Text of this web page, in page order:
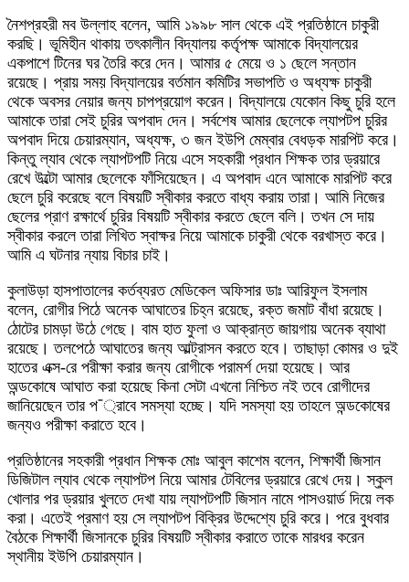
নৈশপ্রহরী মব উল্লাহ বলেন, আমি ১৯৯৮ সাল থেকে এই প্রতিষ্ঠানে চাকুরী
করছি। ভূমিহীন থাকায় তৎকালীন বিদ্যালয় কর্তৃপক্ষ আমাকে বিদ্যালয়ের
একপাশে টিনের ঘর তৈরি করে দেন। আমার ৫ মেয়ে ও ১ ছেলে সন্তান
রয়েছে। প্রায় সময় বিদ্যালয়ের বর্তমান কমিটির সভাপতি ও অধ্যক্ষ চাকুরী
থেকে অবসর নেয়ার জন্য চাপপ্রয়োগ করেন। বিদ্যালয়ে যেকোন কিছু চুরি হলে
আমাকে তারা সেই চুরির অপবাদ দেন। সর্বশেষ আমার ছেলেকে ল্যাপটপ চুরির
অপবাদ দিয়ে চেয়ারম্যান, অধ্যক্ষ, ৩ জন ইউপি মেম্বার বেধড়ক মারপিট করে।
কিন্তু ল্যাব থেকে ল্যাপটপটি নিয়ে এসে সহকারী প্রধান শিক্ষক তার ড্রয়ারে
রেখে উল্টো আমার ছেলেকে ফাঁসিয়েছেন। এ অপবাদ এনে আমাকে মারপিট করে
ছেলে চুরি করেছে বলে বিষয়টি স্বীকার করতে বাধ্য করায় তারা। আমি নিজের
ছেলের প্রাণ রক্ষার্থে চুরির বিষয়টি স্বীকার করতে ছেলে বলি। তখন সে দায়
স্বীকার করলে তারা লিখিত স্বাক্ষর নিয়ে আমাকে চাকুরী থেকে বরখাস্ত করে।
আমি এ ঘটনার ন্যায় বিচার চাই।
কুলাউড়া হাসপাতালের কর্তব্যরত মেডিকেল অফিসার ডাঃ আরিফুল ইসলাম
বলেন, রোগীর পিঠে অনেক আঘাতের চিহ্ন রয়েছে, রক্ত জমাট বাঁধা রয়েছে।
ঠোটের চামড়া উঠে গেছে। বাম হাত ফুলা ও আক্রান্ত জায়গায় অনেক ব্যাথা
রয়েছে। তলপেঠে আঘাতের জন্য আল্ট্রাসন করতে হবে। তাছাড়া কোমর ও দুই
হাতের এক্স-রে পরীক্ষা করার জন্য রোগীকে পরামর্শ দেয়া হয়েছে। আর
অন্ডকোষে আঘাত করা হয়েছে কিনা সেটা এখনো নিশ্চিত নই তবে রোগীদের
জানিয়েছেন তার প¯্রাবে সমস্যা হচ্ছে। যদি সমস্যা হয় তাহলে অন্ডকোষের
জন্যও পরীক্ষা করাতে হবে।
প্রতিষ্ঠানের সহকারী প্রধান শিক্ষক মোঃ আবুল কাশেম বলেন, শিক্ষার্থী জিসান
ডিজিটাল ল্যাব থেকে ল্যাপটপ নিয়ে আমার টেবিলের ড্রয়ারে রেখে দেয়। স্কুল
খোলার পর ড্রয়ার খুলতে দেখা যায় ল্যাপটপটি জিসান নামে পাসওয়ার্ড দিয়ে লক
করা। এতেই প্রমাণ হয় সে ল্যাপটপ বিক্রির উদ্দেশ্যে চুরি করে। পরে বুধবার
বৈঠকে শিক্ষার্থী জিসানকে চুরির বিষয়টি স্বীকার করাতে তাকে মারধর করেন
স্থানীয় ইউপি চেয়ারম্যান।